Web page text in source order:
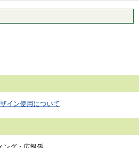
イン使用について